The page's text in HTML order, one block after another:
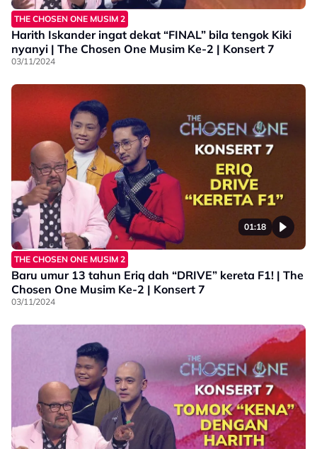
THE CHOSEN ONE MUSIM 2
Harith Iskander ingat dekat “FINAL” bila tengok Kiki
nyanyi | The Chosen One Musim Ke-2 | Konsert 7
03/11/2024
01:18
THE CHOSEN ONE MUSIM 2
Baru umur 13 tahun Eriq dah “DRIVE” kereta F1! | The
Chosen One Musim Ke-2 | Konsert 7
03/11/2024